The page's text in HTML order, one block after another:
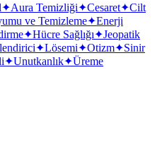
✦Aura Temizliği✦Cesaret✦Cilt
ve Temizleme✦Enerji
✦Hücre Sağlığı✦Jeopatik
✦Lösemi✦Otizm✦Sinir
✦Unutkanlık✦Üreme